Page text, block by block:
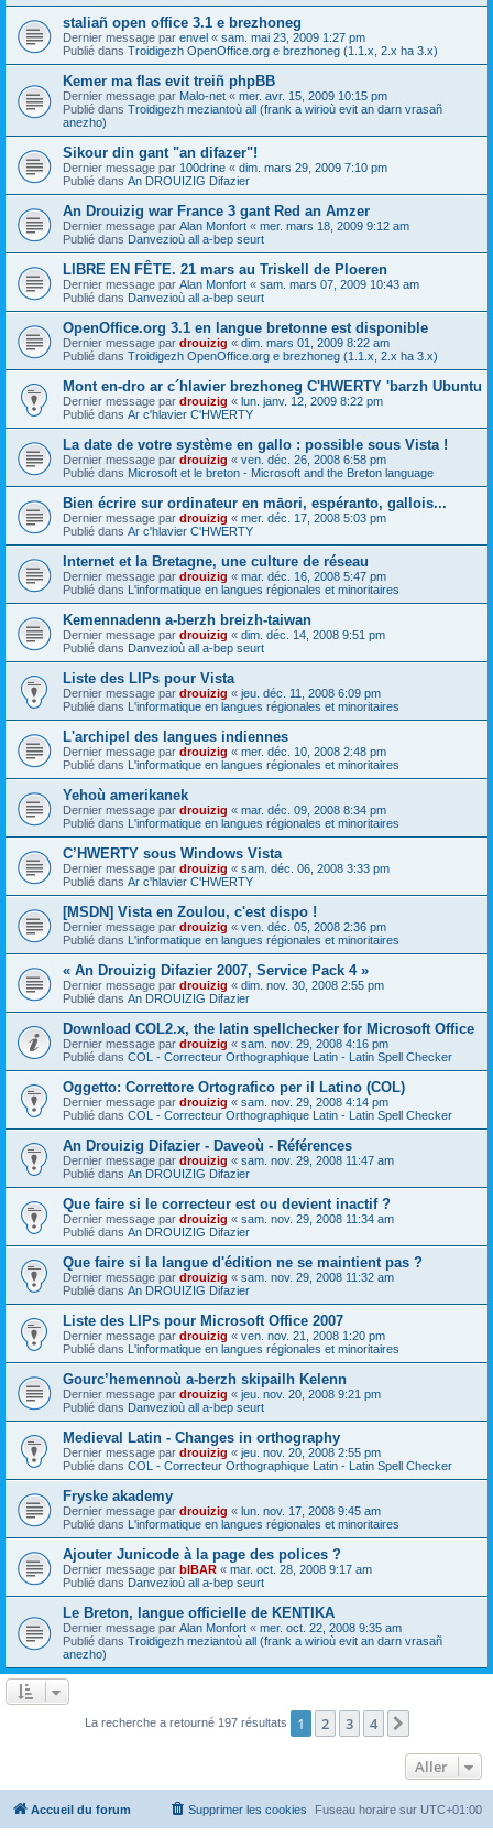
staliañ open office 3.1 e brezhoneg
Dernier message par envel « sam. mai 23, 2009 1:27 pm
Publié dans Troidigezh OpenOffice.org e brezhoneg (1.1.x, 2.x ha 3.x)
Kemer ma flas evit treiñ phpBB
Dernier message par Malo-net « mer. avr. 15, 2009 10:15 pm
Publié dans Troidigezh meziantoù all (frank a wirioù evit an darn vrasañ
anezho)
Sikour din gant "an difazer"!
Dernier message par 100drine « dim. mars 29, 2009 7:10 pm
Publié dans An DROUIZIG Difazier
An Drouizig war France 3 gant Red an Amzer
Dernier message par Alan Monfort « mer. mars 18, 2009 9:12 am
Publié dans Danvezioù all a-bep seurt
LIBRE EN FÊTE. 21 mars au Triskell de Ploeren
Dernier message par Alan Monfort « sam. mars 07, 2009 10:43 am
Publié dans Danvezioù all a-bep seurt
OpenOffice.org 3.1 en langue bretonne est disponible
Dernier message par drouizig « dim. mars 01, 2009 8:22 am
Publié dans Troidigezh OpenOffice.org e brezhoneg (1.1.x, 2.x ha 3.x)
Mont en-dro ar c´hlavier brezhoneg C'HWERTY 'barzh Ubuntu
Dernier message par drouizig « lun. janv. 12, 2009 8:22 pm
Publié dans Ar c'hlavier C'HWERTY
La date de votre système en gallo : possible sous Vista !
Dernier message par drouizig « ven. déc. 26, 2008 6:58 pm
Publié dans Microsoft et le breton - Microsoft and the Breton language
Bien écrire sur ordinateur en māori, espéranto, gallois...
Dernier message par drouizig « mer. déc. 17, 2008 5:03 pm
Publié dans Ar c'hlavier C'HWERTY
Internet et la Bretagne, une culture de réseau
Dernier message par drouizig « mar. déc. 16, 2008 5:47 pm
Publié dans L'informatique en langues régionales et minoritaires
Kemennadenn a-berzh breizh-taiwan
Dernier message par drouizig « dim. déc. 14, 2008 9:51 pm
Publié dans Danvezioù all a-bep seurt
Liste des LIPs pour Vista
Dernier message par drouizig « jeu. déc. 11, 2008 6:09 pm
Publié dans L'informatique en langues régionales et minoritaires
L'archipel des langues indiennes
Dernier message par drouizig « mer. déc. 10, 2008 2:48 pm
Publié dans L'informatique en langues régionales et minoritaires
Yehoù amerikanek
Dernier message par drouizig « mar. déc. 09, 2008 8:34 pm
Publié dans L'informatique en langues régionales et minoritaires
C’HWERTY sous Windows Vista
Dernier message par drouizig « sam. déc. 06, 2008 3:33 pm
Publié dans Ar c'hlavier C'HWERTY
[MSDN] Vista en Zoulou, c'est dispo !
Dernier message par drouizig « ven. déc. 05, 2008 2:36 pm
Publié dans L'informatique en langues régionales et minoritaires
« An Drouizig Difazier 2007, Service Pack 4 »
Dernier message par drouizig « dim. nov. 30, 2008 2:55 pm
Publié dans An DROUIZIG Difazier
Download COL2.x, the latin spellchecker for Microsoft Office
Dernier message par drouizig « sam. nov. 29, 2008 4:16 pm
Publié dans COL - Correcteur Orthographique Latin - Latin Spell Checker
Oggetto: Correttore Ortografico per il Latino (COL)
Dernier message par drouizig « sam. nov. 29, 2008 4:14 pm
Publié dans COL - Correcteur Orthographique Latin - Latin Spell Checker
An Drouizig Difazier - Daveoù - Références
Dernier message par drouizig « sam. nov. 29, 2008 11:47 am
Publié dans An DROUIZIG Difazier
Que faire si le correcteur est ou devient inactif ?
Dernier message par drouizig « sam. nov. 29, 2008 11:34 am
Publié dans An DROUIZIG Difazier
Que faire si la langue d'édition ne se maintient pas ?
Dernier message par drouizig « sam. nov. 29, 2008 11:32 am
Publié dans An DROUIZIG Difazier
Liste des LIPs pour Microsoft Office 2007
Dernier message par drouizig « ven. nov. 21, 2008 1:20 pm
Publié dans L'informatique en langues régionales et minoritaires
Gourc’hemennoù a-berzh skipailh Kelenn
Dernier message par drouizig « jeu. nov. 20, 2008 9:21 pm
Publié dans Danvezioù all a-bep seurt
Medieval Latin - Changes in orthography
Dernier message par drouizig « jeu. nov. 20, 2008 2:55 pm
Publié dans COL - Correcteur Orthographique Latin - Latin Spell Checker
Fryske akademy
Dernier message par drouizig « lun. nov. 17, 2008 9:45 am
Publié dans L'informatique en langues régionales et minoritaires
Ajouter Junicode à la page des polices ?
Dernier message par bIBAR « mar. oct. 28, 2008 9:17 am
Publié dans Danvezioù all a-bep seurt
Le Breton, langue officielle de KENTIKA
Dernier message par Alan Monfort « mer. oct. 22, 2008 9:35 am
Publié dans Troidigezh meziantoù all (frank a wirioù evit an darn vrasañ
anezho)
La recherche a retourné 197 résultats 1 2 3 4
Aller
Accueil du forum Fuseau horaire sur UTC+01:00
Supprimer les cookies